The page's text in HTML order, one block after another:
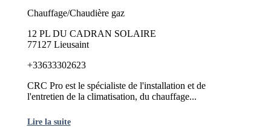
Chauffage/Chaudière gaz
12 PL DU CADRAN SOLAIRE
77127 Lieusaint
+33633302623
CRC Pro est le spécialiste de l'installation et de
l'entretien de la climatisation, du chauffage...
Lire la suite